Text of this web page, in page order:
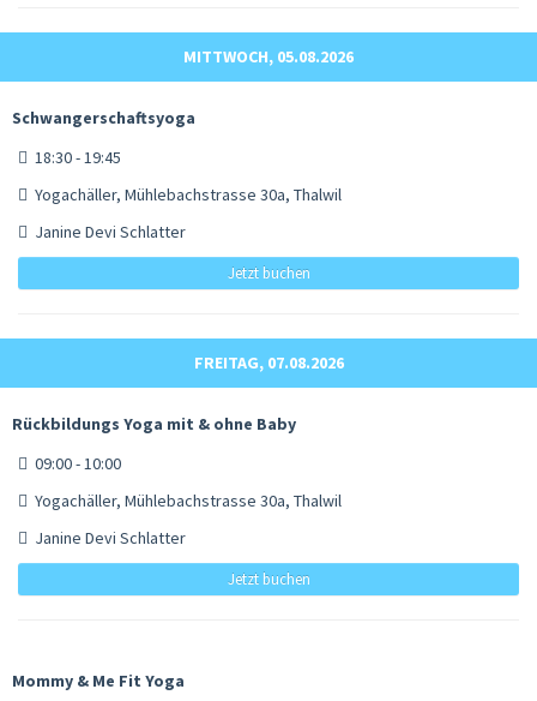
MITTWOCH, 05.08.2026
Schwangerschaftsyoga
18:30 - 19:45
Yogachäller, Mühlebachstrasse 30a, Thalwil
Janine Devi Schlatter
Jetzt buchen
FREITAG, 07.08.2026
Rückbildungs Yoga mit & ohne Baby
09:00 - 10:00
Yogachäller, Mühlebachstrasse 30a, Thalwil
Janine Devi Schlatter
Jetzt buchen
Mommy & Me Fit Yoga